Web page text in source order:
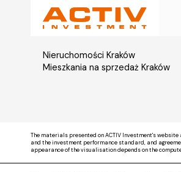
Nieruchomości Kraków
Mieszkania na sprzedaż Kraków
The materials presented on ACTIV Investment's
and the investment performance standard, and
appearance of the visualisation depends on the